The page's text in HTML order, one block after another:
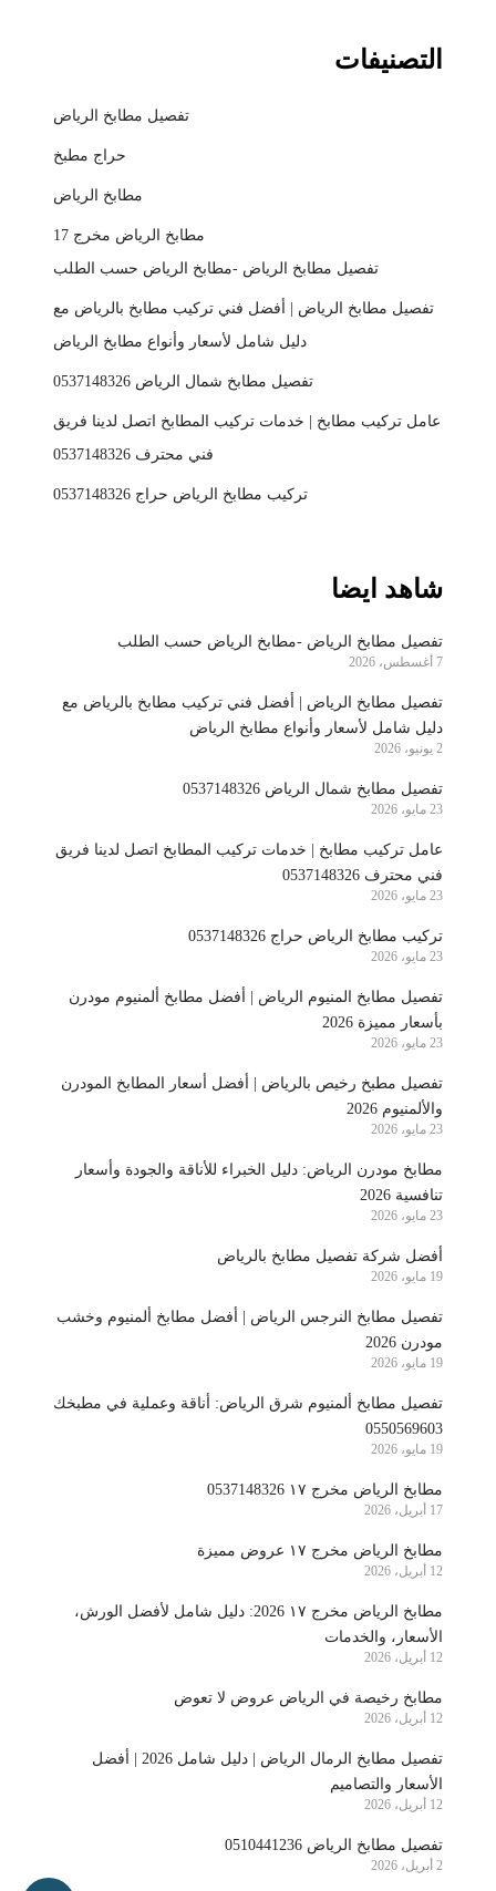
التصنيفات
تفصيل مطابخ الرياض
حراج مطبخ
مطابخ الرياض
مطابخ الرياض مخرج 17
تفصيل مطابخ الرياض -مطابخ الرياض حسب الطلب
تفصيل مطابخ الرياض | أفضل فني تركيب مطابخ بالرياض مع
دليل شامل لأسعار وأنواع مطابخ الرياض
تفصيل مطابخ شمال الرياض 0537148326
عامل تركيب مطابخ | خدمات تركيب المطابخ اتصل لدينا فريق
فني محترف 0537148326
تركيب مطابخ الرياض حراج 0537148326
شاهد ايضا
تفصيل مطابخ الرياض -مطابخ الرياض حسب الطلب
7 أغسطس، 2026
تفصيل مطابخ الرياض | أفضل فني تركيب مطابخ بالرياض مع
دليل شامل لأسعار وأنواع مطابخ الرياض
2 يونيو، 2026
تفصيل مطابخ شمال الرياض 0537148326
23 مايو، 2026
عامل تركيب مطابخ | خدمات تركيب المطابخ اتصل لدينا فريق
فني محترف 0537148326
23 مايو، 2026
تركيب مطابخ الرياض حراج 0537148326
23 مايو، 2026
تفصيل مطابخ المنيوم الرياض | أفضل مطابخ ألمنيوم مودرن
بأسعار مميزة 2026
23 مايو، 2026
تفصيل مطبخ رخيص بالرياض | أفضل أسعار المطابخ المودرن
والألمنيوم 2026
23 مايو، 2026
مطابخ مودرن الرياض: دليل الخبراء للأناقة والجودة وأسعار
تنافسية 2026
23 مايو، 2026
أفضل شركة تفصيل مطابخ بالرياض
19 مايو، 2026
تفصيل مطابخ النرجس الرياض | أفضل مطابخ ألمنيوم وخشب
مودرن 2026
19 مايو، 2026
تفصيل مطابخ ألمنيوم شرق الرياض: أناقة وعملية في مطبخك
0550569603
19 مايو، 2026
مطابخ الرياض مخرج ١٧ 0537148326
17 أبريل، 2026
مطابخ الرياض مخرج ١٧ عروض مميزة
12 أبريل، 2026
مطابخ الرياض مخرج ١٧ 2026: دليل شامل لأفضل الورش،
الأسعار، والخدمات
12 أبريل، 2026
مطابخ رخيصة في الرياض عروض لا تعوض
12 أبريل، 2026
تفصيل مطابخ الرمال الرياض | دليل شامل 2026 | أفضل
الأسعار والتصاميم
12 أبريل، 2026
تفصيل مطابخ الرياض 0510441236
2 أبريل، 2026